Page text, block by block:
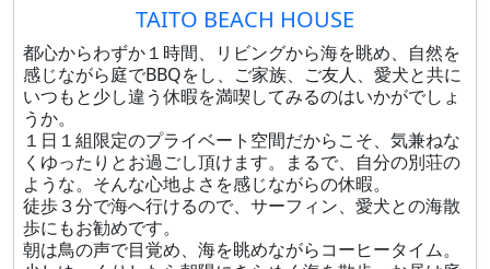
TAITO BEACH HOUSE
都心からわずか１時間、リビングから海を眺め、自然を
感じながら庭でBBQをし、ご家族、ご友人、愛犬と共に
いつもと少し違う休暇を満喫してみるのはいかがでしょ
うか。
１日１組限定のプライベート空間だからこそ、気兼ねな
くゆったりとお過ごし頂けます。まるで、自分の別荘の
ような。そんな心地よさを感じながらの休暇。
徒歩３分で海へ行けるので、サーフィン、愛犬との海散
歩にもお勧めです。
朝は鳥の声で目覚め、海を眺めながらコーヒータイム。